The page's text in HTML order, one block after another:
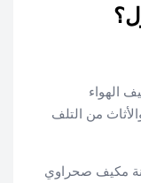
الهواء
من التلف
مكيف صحراوي